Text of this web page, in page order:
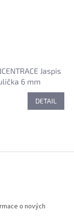
Jaspis
6 mm
DETAIL
o nových